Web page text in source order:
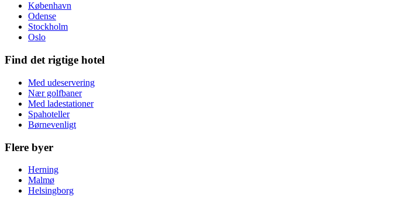
København
Odense
Stockholm
Oslo
Find det rigtige hotel
Med udeservering
Nær golfbaner
Med ladestationer
Spahoteller
Børnevenligt
Flere byer
Herning
Malmø
Helsingborg